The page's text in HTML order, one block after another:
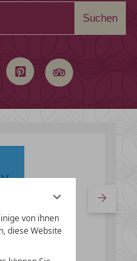
von ihnen
diese Website
Suchen